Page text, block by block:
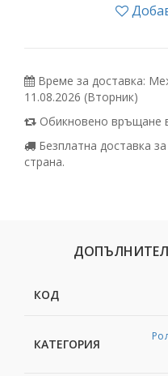
Време за доставка:
11.08.2026 (Вторник)
Обикновено връщане
Безплатна доставка
страна.
КОД
КАТЕГОРИЯ